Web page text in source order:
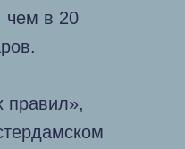
чем в 20
правил»,